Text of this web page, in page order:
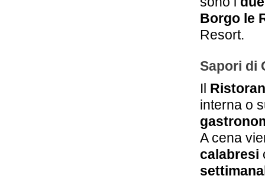
Borgo le
Resort.
Sapori di
Il
interna o
A cena
calabresi